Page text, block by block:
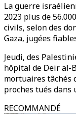
La guerre
2023 plus de
civils, selon des
Gaza, jugées
Jeudi, des
hôpital de Deir al-
mortuaires tâchés
proches tués
RECOMMANDÉ